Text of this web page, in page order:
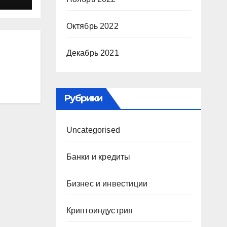
Октябрь 2022
Декабрь 2021
Рубрики
Uncategorised
Банки и кредиты
Бизнес и инвестиции
Криптоиндустрия